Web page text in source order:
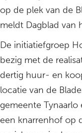
op de plek van de
meldt Dagblad van
De initiatiefgroep
bezig met de
dertig huur- en
locatie van de
gemeente
een knarrenhof op